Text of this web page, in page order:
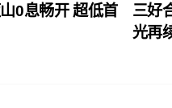
三好
光再
0息畅开 超低首